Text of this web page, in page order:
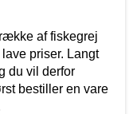
af fiskegrej
priser. Langt
du vil derfor
bestiller en vare